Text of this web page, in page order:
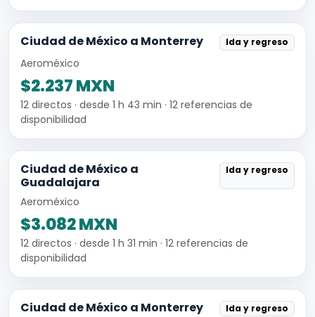
Ciudad de México a Monterrey Ida y regreso
Aeroméxico
$2.237 MXN
12 directos · desde 1 h 43 min · 12 referencias de
disponibilidad
Ciudad de México a
Guadalajara
Ida y regreso
Aeroméxico
$3.082 MXN
12 directos · desde 1 h 31 min · 12 referencias de
disponibilidad
Ciudad de México a Monterrey Ida y regreso